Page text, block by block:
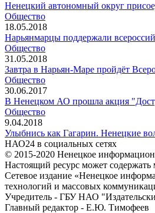
Ненецкий автономный округ
Общество
18.05.2018
Нарьянмарцы поддержали
Общество
31.05.2018
Завтра в Нарьян-Маре пройдёт
Общество
30.06.2017
В Ненецком АО прошла акция
Общество
9.04.2018
Улыбнись как Гагарин. Ненецкие
НАО24 в социальных сетях
© 2015-2020 Ненецкое
Настоящий ресурс может содержать
Сетевое издание «Ненецкое
технологий и массовых
Учредитель - ГБУ НАО
Главный редактор - Е.Ю. Тимофеев